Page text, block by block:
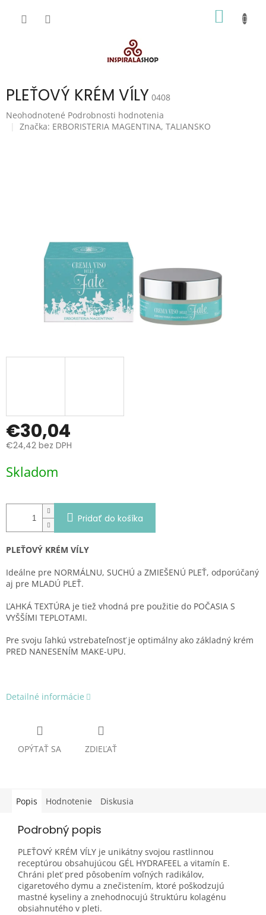
PLEŤOVÝ KRÉM VÍLY 0408
Priemerné
hodnotenie
Neohodnotené Podrobnosti hodnotenia
Značka: ERBORISTERIA MAGENTINA, TALIANSKO
€30,04
€24,42 bez DPH
cena:
Skladom
Pridať do košíka
PLEŤOVÝ KRÉM VÍLY
Ideálne pre NORMÁLNU, SUCHÚ a ZMIEŠENÚ PLEŤ, odporúčaný
aj pre MLADÚ PLEŤ.
ĽAHKÁ TEXTÚRA je tiež vhodná pre použitie do POČASIA S
VYŠŠÍMI TEPLOTAMI.
Pre svoju ľahkú vstrebateľnosť je optimálny ako základný krém
PRED NANESENÍM MAKE-UPU.
Detailné informácie
OPÝTAŤ SA ZDIEĽAŤ
Popis Hodnotenie Diskusia
Podrobný popis
PLEŤOVÝ KRÉM VÍLY je unikátny svojou rastlinnou
receptúrou obsahujúcou GÉL HYDRAFEEL a vitamín E.
Chráni pleť pred pôsobením voľných radikálov,
cigaretového dymu a znečistením, ktoré poškodzujú
mastné kyseliny a znehodnocujú štruktúru kolagénu
obsiahnutého v pleti.